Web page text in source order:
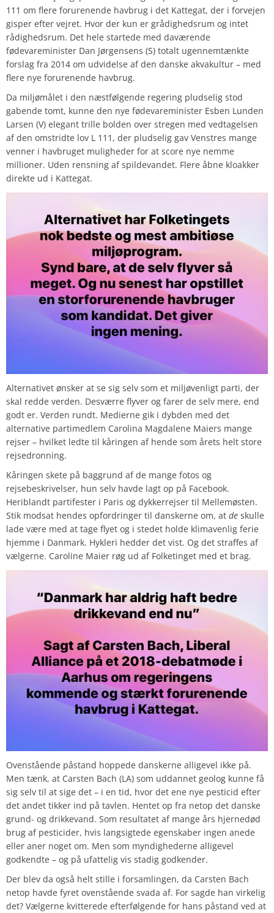
111 om flere forurenende havbrug i det Kattegat, der i forvejen
gisper efter vejret. Hvor der kun er grådighedsrum og intet
rådighedsrum. Det hele startede med daværende
fødevareminister Dan Jørgensens (S) totalt ugennemtænkte
forslag fra 2014 om udvidelse af den danske akvakultur – med
flere nye forurenende havbrug.
Da miljømålet i den næstfølgende regering pludselig stod
gabende tomt, kunne den nye fødevareminister Esben Lunden
Larsen (V) elegant trille bolden over stregen med vedtagelsen
af den omstridte lov L 111, der pludselig gav Venstres mange
venner i havbruget muligheder for at score nye nemme
millioner. Uden rensning af spildevandet. Flere åbne kloakker
direkte ud i Kattegat.
Alternativet ønsker at se sig selv som et miljøvenligt parti, der
skal redde verden. Desværre flyver og farer de selv mere, end
godt er. Verden rundt. Medierne gik i dybden med det
alternative partimedlem Carolina Magdalene Maiers mange
rejser – hvilket ledte til kåringen af hende som årets helt store
rejsedronning.
Kåringen skete på baggrund af de mange fotos og
rejsebeskrivelser, hun selv havde lagt op på Facebook.
Heriblandt partifester i Paris og dykkerrejser til Mellemøsten.
Stik modsat hendes opfordringer til danskerne om, at de skulle
lade være med at tage flyet og i stedet holde klimavenlig ferie
hjemme i Danmark. Hykleri hedder det vist. Og det straffes af
vælgerne. Caroline Maier røg ud af Folketinget med et brag.
Ovenstående påstand hoppede danskerne alligevel ikke på.
Men tænk, at Carsten Bach (LA) som uddannet geolog kunne få
sig selv til at sige det – i en tid, hvor det ene nye pesticid efter
det andet tikker ind på tavlen. Hentet op fra netop det danske
grund- og drikkevand. Som resultatet af mange års hjernedød
brug af pesticider, hvis langsigtede egenskaber ingen anede
eller aner noget om. Men som myndighederne alligevel
godkendte – og på ufattelig vis stadig godkender.
Der blev da også helt stille i forsamlingen, da Carsten Bach
netop havde fyret ovenstående svada af. For sagde han virkelig
det? Vælgerne kvitterede efterfølgende for hans påstand ved at